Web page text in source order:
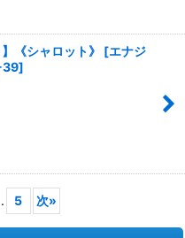
《シャロット》 [エナジ
39]
5 次»